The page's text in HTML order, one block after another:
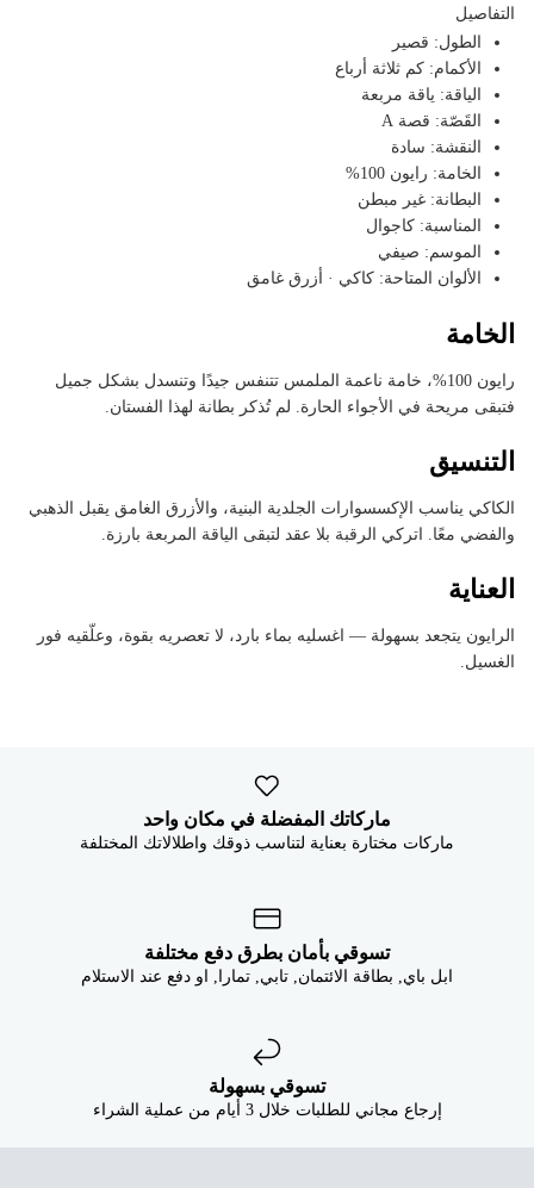
التفاصيل
الطول: قصير
الأكمام: كم ثلاثة أرباع
الياقة: ياقة مربعة
القَصّة: قصة A
النقشة: سادة
الخامة: رايون 100%
البطانة: غير مبطن
المناسبة: كاجوال
الموسم: صيفي
الألوان المتاحة: كاكي · أزرق غامق
الخامة
رايون 100%، خامة ناعمة الملمس تتنفس جيدًا وتنسدل بشكل جميل
فتبقى مريحة في الأجواء الحارة. لم تُذكر بطانة لهذا الفستان.
التنسيق
الكاكي يناسب الإكسسوارات الجلدية البنية، والأزرق الغامق يقبل الذهبي
والفضي معًا. اتركي الرقبة بلا عقد لتبقى الياقة المربعة بارزة.
العناية
الرايون يتجعد بسهولة — اغسليه بماء بارد، لا تعصريه بقوة، وعلّقيه فور
الغسيل.
ماركاتك المفضلة في مكان واحد
ماركات مختارة بعناية لتناسب ذوقك واطلالاتك المختلفة
تسوقي بأمان بطرق دفع مختلفة
ابل باي, بطاقة الائتمان, تابي, تمارا, او دفع عند الاستلام
تسوقي بسهولة
إرجاع مجاني للطلبات خلال 3 أيام من عملية الشراء